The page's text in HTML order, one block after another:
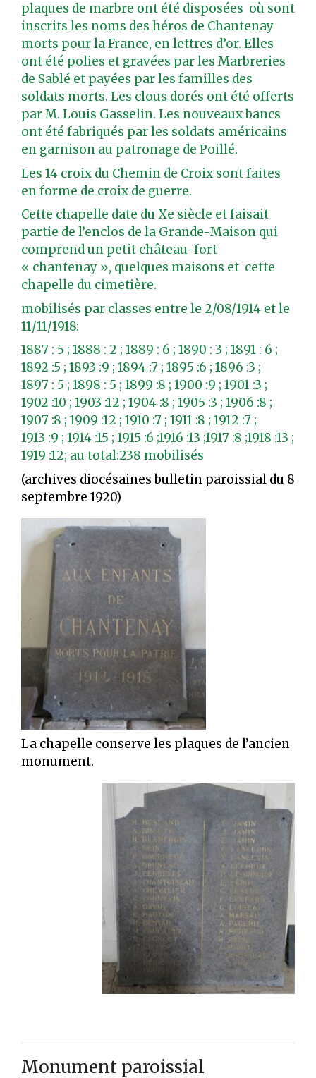
plaques de marbre ont été disposées où sont
inscrits les noms des héros de Chantenay
morts pour la France, en lettres d’or. Elles
ont été polies et gravées par les Marbreries
de Sablé et payées par les familles des
soldats morts. Les clous dorés ont été offerts
par M. Louis Gasselin. Les nouveaux bancs
ont été fabriqués par les soldats américains
en garnison au patronage de Poillé.
Les 14 croix du Chemin de Croix sont faites
en forme de croix de guerre.
Cette chapelle date du Xe siècle et faisait
partie de l’enclos de la Grande-Maison qui
comprend un petit château-fort
« chantenay », quelques maisons et cette
chapelle du cimetière.
mobilisés par classes entre le 2/08/1914 et le
11/11/1918:
1887 : 5 ; 1888 : 2 ; 1889 : 6 ; 1890 : 3 ; 1891 : 6 ;
1892 :5 ; 1893 :9 ; 1894 :7 ; 1895 :6 ; 1896 :3 ;
1897 : 5 ; 1898 : 5 ; 1899 :8 ; 1900 :9 ; 1901 :3 ;
1902 :10 ; 1903 :12 ; 1904 :8 ; 1905 :3 ; 1906 :8 ;
1907 :8 ; 1909 :12 ; 1910 :7 ; 1911 :8 ; 1912 :7 ;
1913 :9 ; 1914 :15 ; 1915 :6 ;1916 :13 ;1917 :8 ;1918 :13 ;
1919 :12; au total:238 mobilisés
(archives diocésaines bulletin paroissial du 8
septembre 1920)
La chapelle conserve les plaques de l’ancien
monument.
Monument paroissial